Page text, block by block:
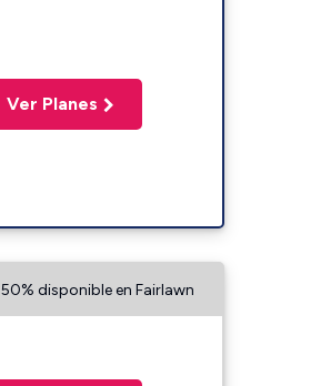
Ver Planes
50% disponible en Fairlawn